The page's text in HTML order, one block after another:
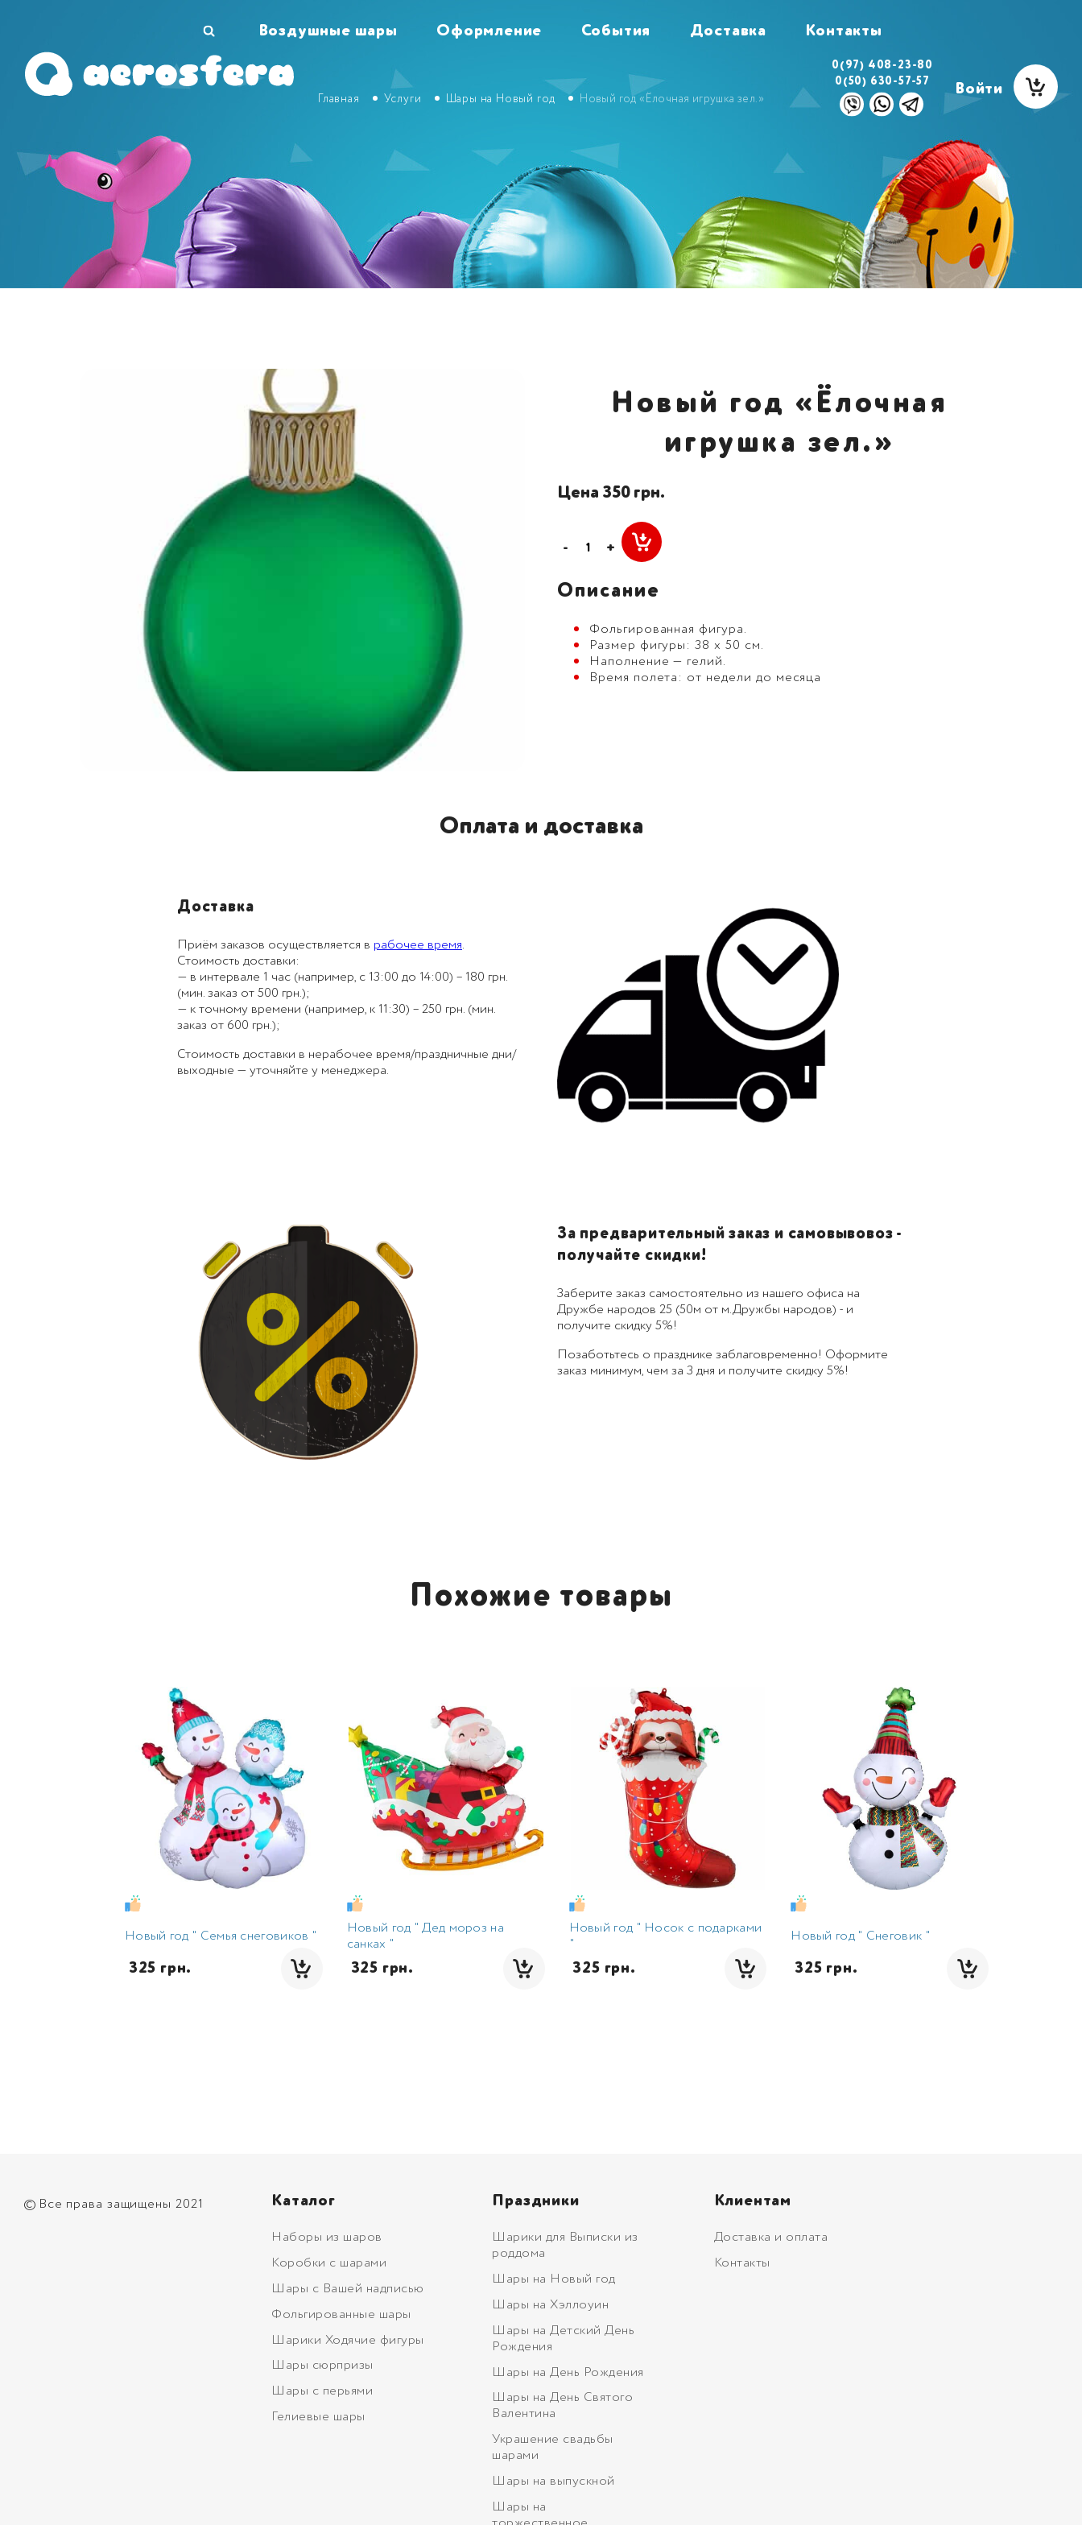
Воздушные шары Оформление События Доставка Контакты
0(97) 408-23-80
0(50) 630-57-57
Войти
Главная Услуги Шары на Новый год Новый год «Ёлочная игрушка зел.»
Новый год «Ёлочная
игрушка зел.»
Цена 350 грн.
- +
Описание
Фольгированная фигура.
Размер фигуры: 38 х 50 см.
Наполнение — гелий.
Время полета: от недели до месяца
Оплата и доставка
Доставка
Приём заказов осуществляется в рабочее время.
Стоимость доставки:
— в интервале 1 час (например, с 13:00 до 14:00) – 180 грн.
(мин. заказ от 500 грн.);
— к точному времени (например, к 11:30) – 250 грн. (мин.
заказ от 600 грн.);
Стоимость доставки в нерабочее время/праздничные дни/
выходные — уточняйте у менеджера.
За предварительный заказ и самовывовоз -
получайте скидки!
Заберите заказ самостоятельно из нашего офиса на
Дружбе народов 25 (50м от м.Дружбы народов) - и
получите скидку 5%!
Позаботьтесь о празднике заблаговременно! Оформите
заказ минимум, чем за 3 дня и получите скидку 5%!
Похожие товары
Новый год " Семья снеговиков "
325 грн.
Новый год " Дед мороз на
санках "
325 грн.
Новый год " Носок с подарками
"
325 грн.
Новый год " Снеговик "
325 грн.
©Все права защищены 2021 Каталог
Наборы из шаров
Коробки с шарами
Шары с Вашей надписью
Фольгированные шары
Шарики Ходячие фигуры
Шары сюрпризы
Шары с перьями
Гелиевые шары
Праздники
Шарики для Выписки из
роддома
Шары на Новый год
Шары на Хэллоуин
Шары на Детский День
Рождения
Шары на День Рождения
Шары на День Святого
Валентина
Украшение свадьбы
шарами
Шары на выпускной
Шары на
Клиентам
Доставка и оплата
Контакты